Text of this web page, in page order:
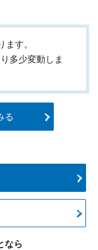
す。
多少変動しま
る
なら